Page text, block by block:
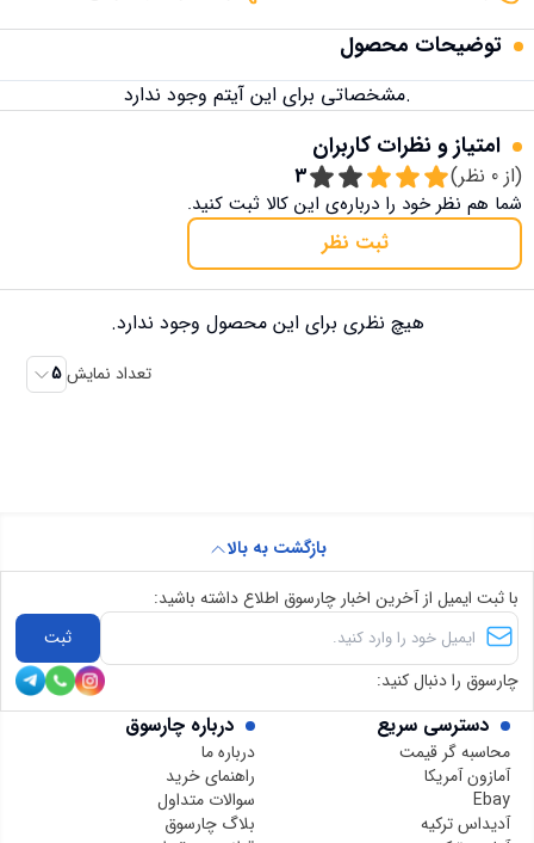
توضیحات محصول
مشخصاتی برای این آیتم وجود ندارد.
امتیاز و نظرات کاربران
(از 0 نظر) 3
شما هم نظر خود را درباره‌ی این کالا ثبت کنید.
ثبت نظر
هیچ نظری برای این محصول وجود ندارد.
تعداد نمایش 5
دسترسی سریع
محاسبه گر قیمت
آمازون آمریکا
Ebay
آدیداس ترکیه
درباره چارسوق
درباره ما
راهنمای خرید
سوالات متداول
بلاگ چارسوق
بازگشت به بالا
با ثبت ایمیل از آخرین اخبار چارسوق اطلاع داشته باشید:
ثبت
چارسوق را دنبال کنید: